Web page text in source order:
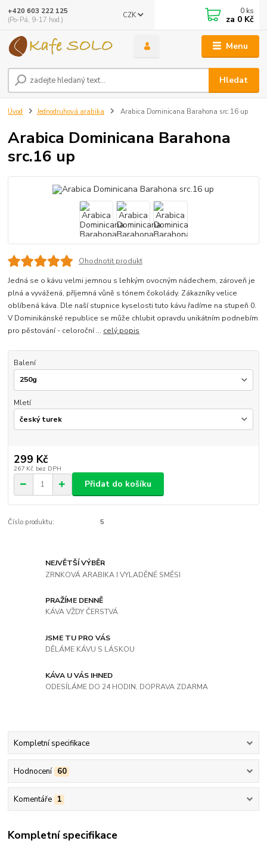
Menu
CZK
Hledat
+420 603 222 125
(Po-Pá, 9-17 hod.)
0 ks
za 0 Kč
Úvod Jednodruhová arabika Arabica Dominicana Barahona src.16 up
Arabica Dominicana Barahona
src.16 up
Ohodnotit produkt
Jedná se o kávu velmi jemnou s lehkým ovocným nádechem, zároveň je
plná a vyvážená, příjemná vůně s tónem čokolády. Zákazníky velice
oblíbená káva. Dle naší stupnice kyselosti tuto kávu řadíme na stupeň 0.
V Dominikánské republice se může chlubit opravdu unikátním podnebím
pro pěstování - celoroční ... celý popis
Balení
Mletí
299 Kč
267 Kč bez DPH
Přidat do košíku
Číslo produktu: 5
NEJVĚTŠÍ VÝBĚR
ZRNKOVÁ ARABIKA I VYLADĚNÉ SMĚSI
PRAŽÍME DENNĚ
KÁVA VŽDY ČERSTVÁ
JSME TU PRO VÁS
DĚLÁME KÁVU S LÁSKOU
KÁVA U VÁS IHNED
ODESÍLÁME DO 24 HODIN, DOPRAVA ZDARMA
Kompletní specifikace
Hodnocení 60
Komentáře 1
Kompletní specifikace